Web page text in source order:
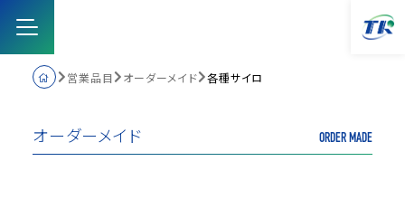
営業品目 オーダーメイド 各種サイロ
オーダーメイド ORDER MADE